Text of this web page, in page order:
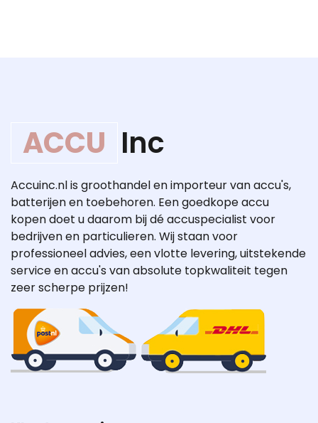
ACCU Inc
Accuinc.nl is groothandel en importeur van accu's,
batterijen en toebehoren. Een goedkope accu
kopen doet u daarom bij dé accuspecialist voor
bedrijven en particulieren. Wij staan voor
professioneel advies, een vlotte levering, uitstekende
service en accu's van absolute topkwaliteit tegen
zeer scherpe prijzen!